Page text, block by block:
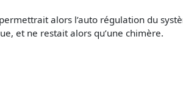
alors l’auto régulation du
et ne restait alors qu’une chimère.